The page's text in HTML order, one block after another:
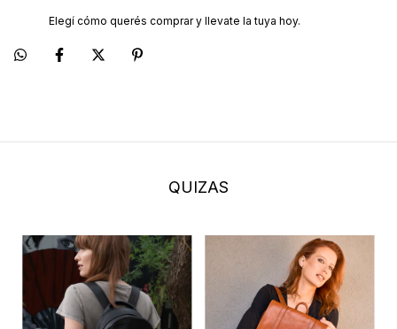
Elegí cómo querés comprar y llevate la tuya hoy.
QUIZAS